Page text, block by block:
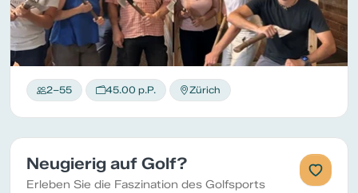
2–55 45.00 p.P. Zürich
Neugierig auf Golf?
Erleben Sie die Faszination des Golfsports